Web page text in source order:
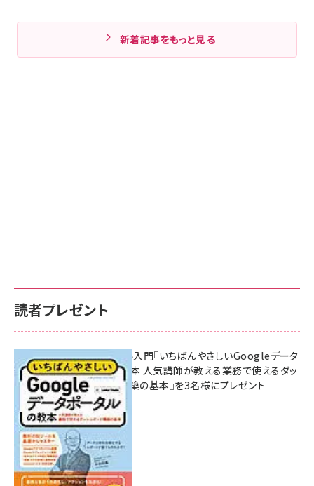
新着記事をもっと見る
読者プレゼント
無料BIツール入門『いちばんやさしいGoogleデータ
ポータルの教本 人気講師が教える業務で使えるダッ
シュボード構築の基本』を3名様にプレゼント
7月31日 10:00